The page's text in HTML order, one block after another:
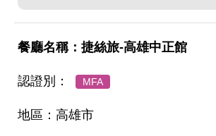
捷絲旅-高雄中正館
MFA
高雄市